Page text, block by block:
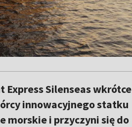
Silenseas wkrótce
innowacyjnego statku
morskie i przyczyni się do